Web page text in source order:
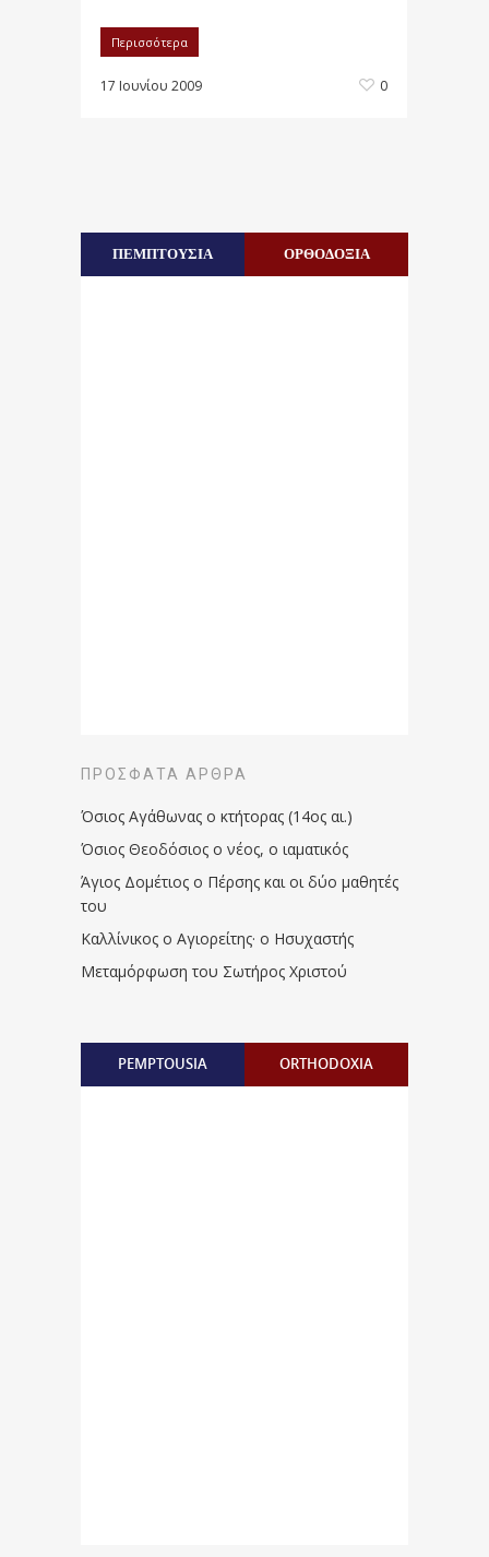
Περισσότερα
17 Ιουνίου 2009 0
ΠΕΜΠΤΟΥΣΙΑ ΟΡΘΟΔΟΞΙΑ
ΠΡΌΣΦΑΤΑ ΆΡΘΡΑ
Όσιος Αγάθωνας ο κτήτορας (14ος αι.)
Όσιος Θεοδόσιος ο νέος, ο ιαματικός
Άγιος Δομέτιος ο Πέρσης και οι δύο μαθητές
του
Καλλίνικος ο Αγιορείτης · ο Ησυχαστής
Μεταμόρφωση του Σωτήρος Χριστού
PEMPTOUSIA ORTHODOXIA